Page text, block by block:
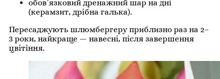
обов’язковий дренажний шар на дні
(керамзит, дрібна галька).
Пересаджують шлюмбергеру приблизно раз на 2–
3 роки, найкраще — навесні, після завершення
цвітіння.